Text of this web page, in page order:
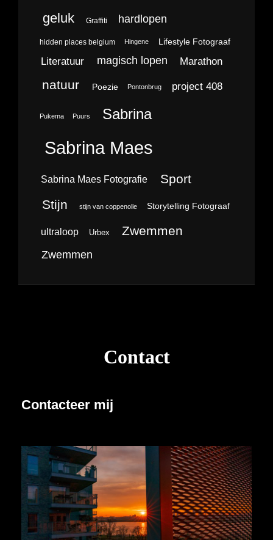
geluk Graffiti hardlopen
hidden places belgium Hingene Lifestyle Fotograaf
Literatuur magisch lopen Marathon
natuur Poezie Pontonbrug project 408
Pukema Puurs Sabrina
Sabrina Maes
Sabrina Maes Fotografie Sport
Stijn stijn van coppenolle Storytelling Fotograaf
ultraloop Urbex Zwemmen
Zwemmen
Contact
Contacteer mij